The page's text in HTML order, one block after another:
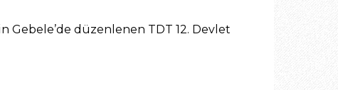
Gebele’de düzenlenen TDT 12. Devlet